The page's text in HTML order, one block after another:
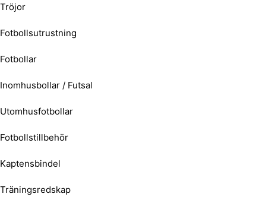
Tröjor
Fotbollsutrustning
Fotbollar
Inomhusbollar / Futsal
Utomhusfotbollar
Fotbollstillbehör
Kaptensbindel
Träningsredskap